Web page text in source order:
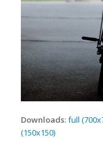
Downloads: full
(150x150)